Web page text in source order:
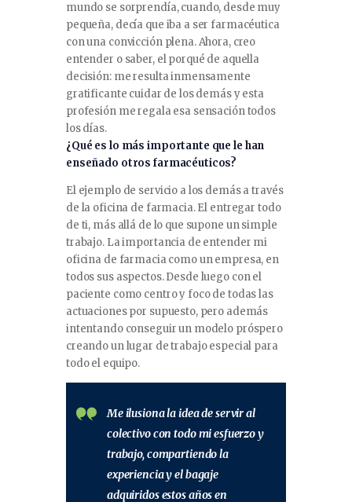
mundo se sorprendía, cuando, desde muy
pequeña, decía que iba a ser farmacéutica
con una convicción plena. Ahora, creo
entender o saber, el porqué de aquella
decisión: me resulta inmensamente
gratificante cuidar de los demás y esta
profesión me regala esa sensación todos
los días.
¿Qué es lo más importante que le han
enseñado otros farmacéuticos?
El ejemplo de servicio a los demás a través
de la oficina de farmacia. El entregar todo
de ti, más allá de lo que supone un simple
trabajo. La importancia de entender mi
oficina de farmacia como un empresa, en
todos sus aspectos. Desde luego con el
paciente como centro y foco de todas las
actuaciones por supuesto, pero además
intentando conseguir un modelo próspero
creando un lugar de trabajo especial para
todo el equipo.
Me ilusiona la idea de servir al
colectivo con todo mi esfuerzo y
trabajo, compartiendo la
experiencia y el bagaje
adquiridos estos años en